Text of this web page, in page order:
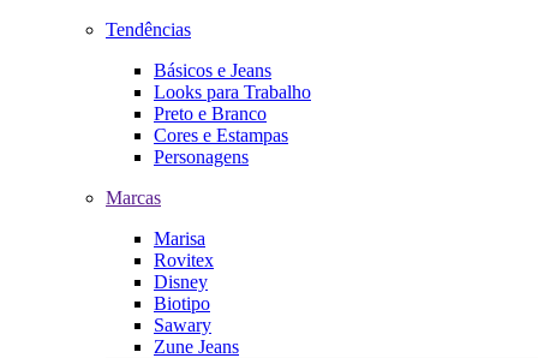
Tendências
Básicos e Jeans
Looks para Trabalho
Preto e Branco
Cores e Estampas
Personagens
Marcas
Marisa
Rovitex
Disney
Biotipo
Sawary
Zune Jeans